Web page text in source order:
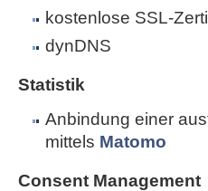
kostenlose SSL-
dynDNS
Statistik
Anbindung einer
mittels Matomo
Consent Management